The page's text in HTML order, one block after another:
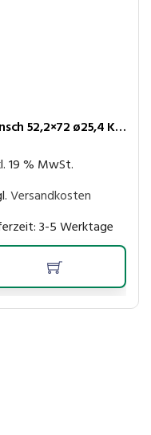
Jihostroj Zahnradpumpe Bg1 Flansch 52,2×72 ø25,4 Kegel 1:8 3,6cm³/U 260bar rechtsl Anschl LK30-30
19 % MwSt.
Versandkosten
3-5 Werktage